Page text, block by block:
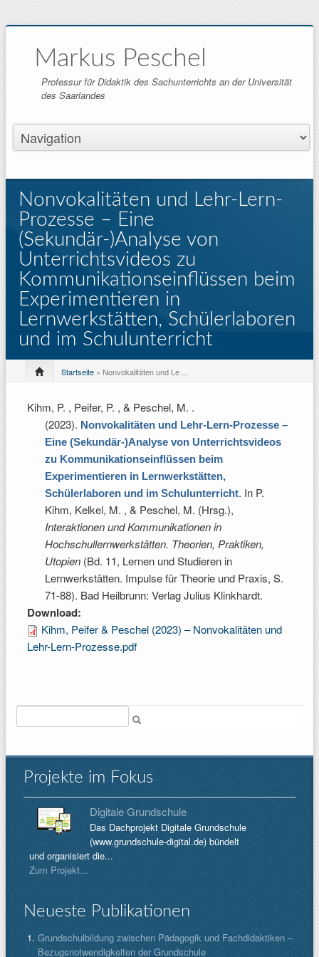
Markus Peschel
Professur für Didaktik des Sachunterrichts an der Universität
des Saarlandes
Nonvokalitäten und Lehr-Lern-
Prozesse – Eine
(Sekundär-)Analyse von
Unterrichtsvideos zu
Kommunikationseinflüssen beim
Experimentieren in
Lernwerkstätten, Schülerlaboren
und im Schulunterricht
Startseite » Nonvokalitäten und Le ...
Kihm, P. , Peifer, P. , & Peschel, M. .
(2023). Nonvokalitäten und Lehr-Lern-Prozesse –
Eine (Sekundär-)Analyse von Unterrichtsvideos
zu Kommunikationseinflüssen beim
Experimentieren in Lernwerkstätten,
Schülerlaboren und im Schulunterricht. In P.
Kihm, Kelkel, M. , & Peschel, M. (Hrsg.),
Interaktionen und Kommunikationen in
Hochschullernwerkstätten. Theorien, Praktiken,
Utopien (Bd. 11, Lernen und Studieren in
Lernwerkstätten. Impulse für Theorie und Praxis, S.
71-88). Bad Heilbrunn: Verlag Julius Klinkhardt.
Download:
Kihm, Peifer & Peschel (2023) – Nonvokalitäten und
Lehr-Lern-Prozesse.pdf
Projekte im Fokus
Digitale Grundschule
Das Dachprojekt Digitale Grundschule
(www.grundschule-digital.de) bündelt
und organisiert die...
Zum Projekt...
Neueste Publikationen
Grundschulbildung zwischen Pädagogik und Fachdidaktiken –
Bezugsnotwendigkeiten der Grundschule